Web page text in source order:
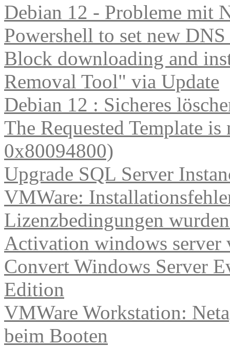
Debian 12 - Probleme mit
Powershell to set new
Block downloading and
Removal Tool" via Update
Debian 12 : Sicheres
The Requested Template
0x80094800)
Upgrade SQL Server
VMWare:
Lizenzbedingungen
Activation windows server
Convert Windows Server
Edition
VMWare Workstation:
beim Booten